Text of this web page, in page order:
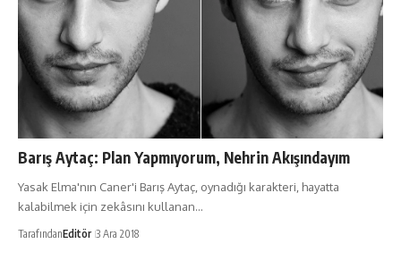
Barış Aytaç: Plan Yapmıyorum, Nehrin Akışındayım
Yasak Elma'nın Caner'i Barış Aytaç, oynadığı karakteri, hayatta
kalabilmek için zekâsını kullanan…
TarafındanEditör 3 Ara 2018